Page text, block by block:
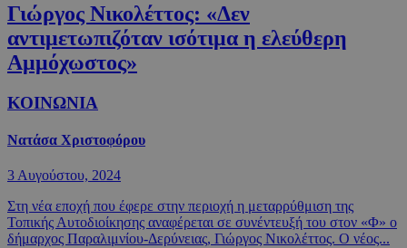
Γιώργος Νικολέττος: «Δεν
αντιμετωπιζόταν ισότιμα η ελεύθερη
Αμμόχωστος»
ΚΟΙΝΩΝΙΑ
Νατάσα Χριστοφόρου
3 Αυγούστου, 2024
Στη νέα εποχή που έφερε στην περιοχή η μεταρρύθμιση της
Τοπικής Αυτοδιοίκησης αναφέρεται σε συνέντευξή του στον «Φ» ο
δήμαρχος Παραλιμνίου-Δερύνειας, Γιώργος Νικολέττος. Ο νέος...